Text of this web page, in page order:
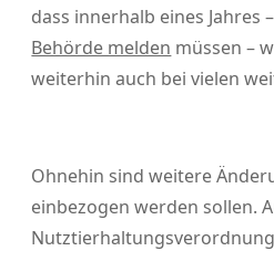
dass innerhalb eines Jahres
Behörde melden müssen –
weiterhin auch bei vielen
Ohnehin sind weitere
einbezogen werden sollen.